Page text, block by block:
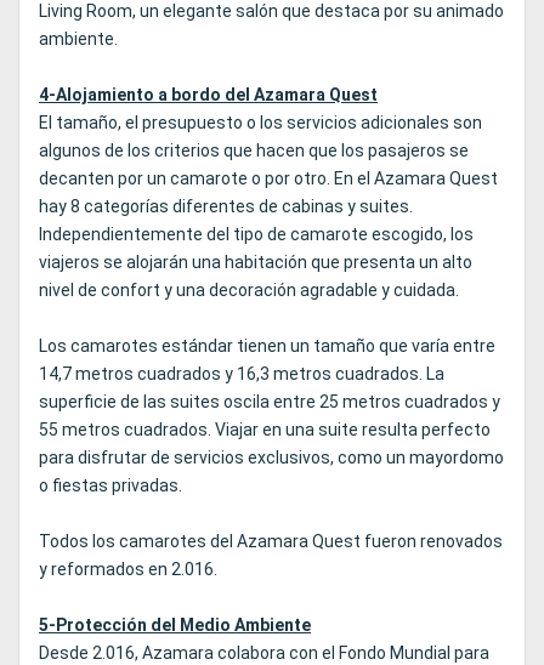
Living Room, un elegante salón que destaca por su animado
ambiente.
4-Alojamiento a bordo del Azamara Quest
El tamaño, el presupuesto o los servicios adicionales son
algunos de los criterios que hacen que los pasajeros se
decanten por un camarote o por otro. En el Azamara Quest
hay 8 categorías diferentes de cabinas y suites.
Independientemente del tipo de camarote escogido, los
viajeros se alojarán una habitación que presenta un alto
nivel de confort y una decoración agradable y cuidada.
Los camarotes estándar tienen un tamaño que varía entre
14,7 metros cuadrados y 16,3 metros cuadrados. La
superficie de las suites oscila entre 25 metros cuadrados y
55 metros cuadrados. Viajar en una suite resulta perfecto
para disfrutar de servicios exclusivos, como un mayordomo
o fiestas privadas.
Todos los camarotes del Azamara Quest fueron renovados
y reformados en 2.016.
5-Protección del Medio Ambiente
Desde 2.016, Azamara colabora con el Fondo Mundial para